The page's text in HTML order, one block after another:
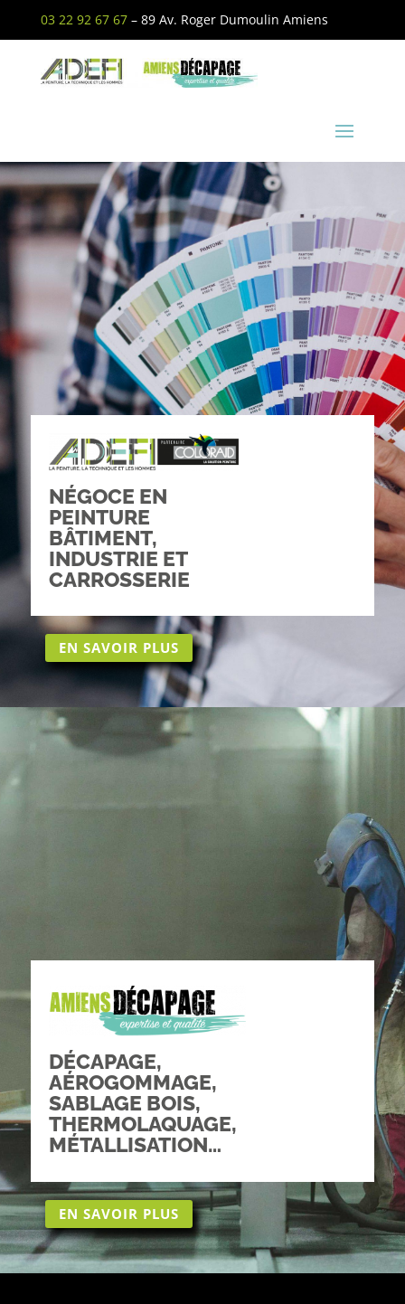
03 22 92 67 67– 89 Av. Roger Dumoulin Amiens
NÉGOCE EN
PEINTURE
BÂTIMENT,
INDUSTRIE ET
CARROSSERIE
EN SAVOIR PLUS
DÉCAPAGE,
AÉROGOMMAGE,
SABLAGE BOIS,
THERMOLAQUAGE,
MÉTALLISATION…
EN SAVOIR PLUS